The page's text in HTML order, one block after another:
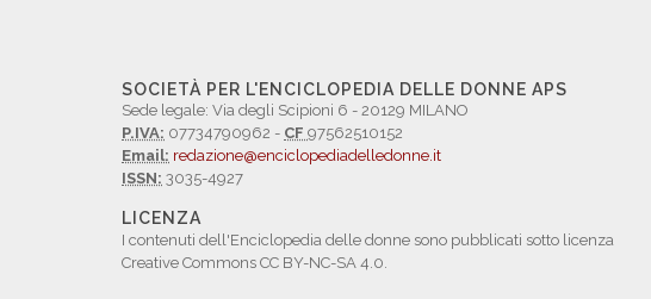
SOCIETÀ PER L'ENCICLOPEDIA DELLE DONNE APS
Sede legale: Via degli Scipioni 6 - 20129 MILANO
P.IVA: 07734790962 - CF 97562510152
Email: redazione@enciclopediadelledonne.it
ISSN: 3035-4927
LICENZA
I contenuti dell'Enciclopedia delle donne sono pubblicati sotto licenza
Creative Commons CC BY-NC-SA 4.0.